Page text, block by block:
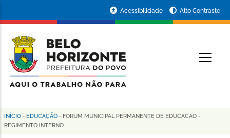
conteúdo
principal
da
Prefeitura
de
Horizonte
Acessibilidade Alto Contraste
Trilha
INÍCIO - EDUCAÇÃO - FORUM MUNICIPAL PERMANENTE DE EDUCACAO -
REGIMENTO INTERNO